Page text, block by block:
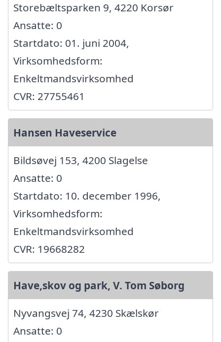
Storebæltsparken 9, 4220 Korsør
Ansatte: 0
Startdato: 01. juni 2004,
Virksomhedsform:
Enkeltmandsvirksomhed
CVR: 27755461
Hansen Haveservice
Bildsøvej 153, 4200 Slagelse
Ansatte: 0
Startdato: 10. december 1996,
Virksomhedsform:
Enkeltmandsvirksomhed
CVR: 19668282
Have,skov og park, V. Tom Søborg
Nyvangsvej 74, 4230 Skælskør
Ansatte: 0